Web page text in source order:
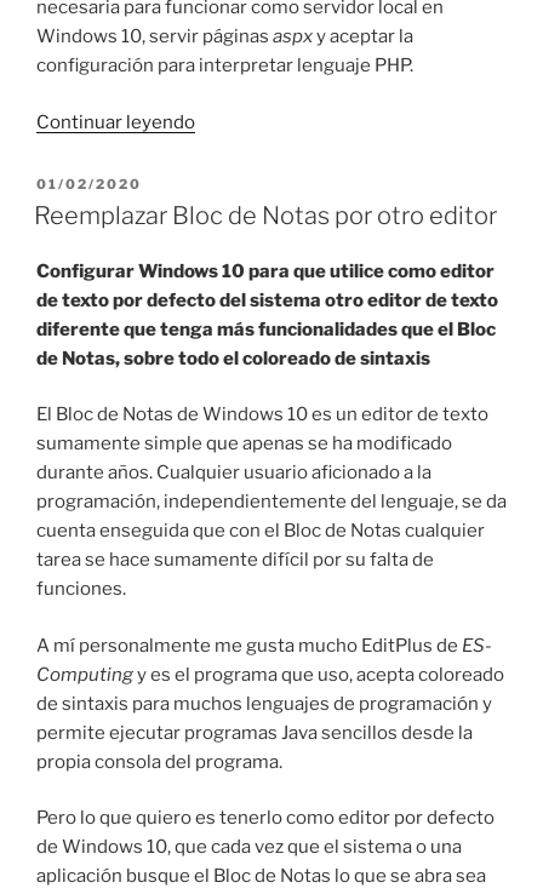
necesaria para funcionar como servidor local en
Windows 10, servir páginas aspxy aceptar la
configuración para interpretar lenguaje PHP.
Continuar leyendo«Instalar
IIS
Windows
10»
PUBLICADO
EL
01/02/2020
Reemplazar Bloc de Notas por otro editor
Configurar Windows 10 para que utilice como editor
de texto por defecto del sistema otro editor de texto
diferente que tenga más funcionalidades que el Bloc
de Notas, sobre todo el coloreado de sintaxis
El Bloc de Notas de Windows 10 es un editor de texto
sumamente simple que apenas se ha modificado
durante años. Cualquier usuario aficionado a la
programación, independientemente del lenguaje, se da
cuenta enseguida que con el Bloc de Notas cualquier
tarea se hace sumamente difícil por su falta de
funciones.
A mí personalmente me gusta mucho EditPlus de ES-
Computingy es el programa que uso, acepta coloreado
de sintaxis para muchos lenguajes de programación y
permite ejecutar programas Java sencillos desde la
propia consola del programa.
Pero lo que quiero es tenerlo como editor por defecto
de Windows 10, que cada vez que el sistema o una
aplicación busque el Bloc de Notas lo que se abra sea